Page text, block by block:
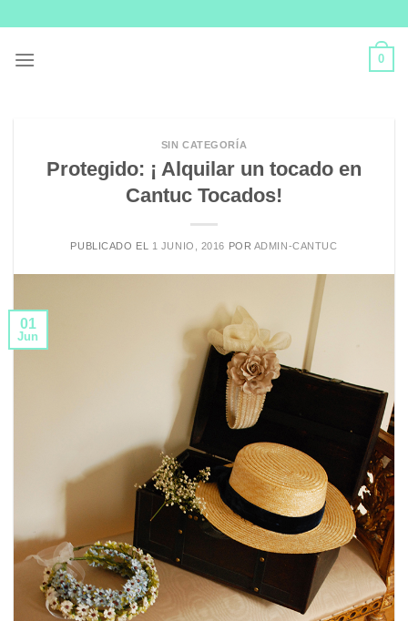
content
0
SIN CATEGORÍA
Protegido: ¡ Alquilar un tocado en
Cantuc Tocados!
PUBLICADO EL 1 JUNIO, 2016 POR ADMIN-CANTUC
01
Jun